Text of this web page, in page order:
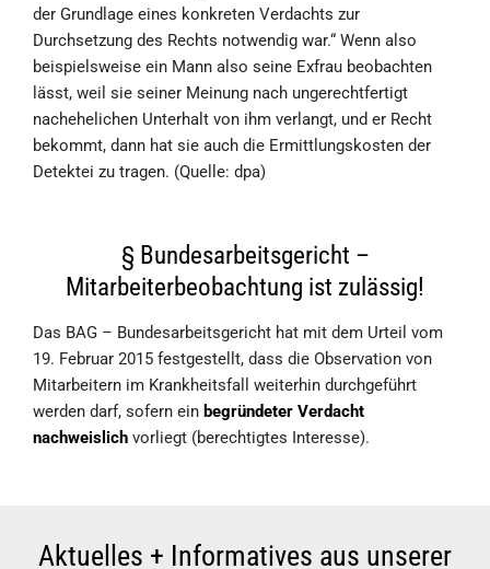
der Grundlage eines konkreten Verdachts zur
Durchsetzung des Rechts notwendig war.“ Wenn also
beispielsweise ein Mann also seine Exfrau beobachten
lässt, weil sie seiner Meinung nach ungerechtfertigt
nachehelichen Unterhalt von ihm verlangt, und er Recht
bekommt, dann hat sie auch die Ermittlungskosten der
Detektei zu tragen. (Quelle: dpa)
§ Bundesarbeitsgericht –
Mitarbeiterbeobachtung ist zulässig!
Das BAG – Bundesarbeitsgericht hat mit dem Urteil vom
19. Februar 2015 festgestellt, dass die Observation von
Mitarbeitern im Krankheitsfall weiterhin durchgeführt
werden darf, sofern ein begründeter Verdacht
nachweislich vorliegt (berechtigtes Interesse).